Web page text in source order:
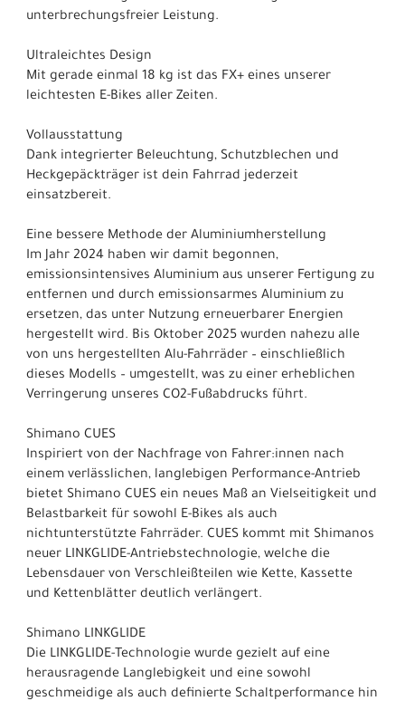
unterbrechungsfreier Leistung.
Ultraleichtes Design
Mit gerade einmal 18 kg ist das FX+ eines unserer
leichtesten E-Bikes aller Zeiten.
Vollausstattung
Dank integrierter Beleuchtung, Schutzblechen und
Heckgepäckträger ist dein Fahrrad jederzeit
einsatzbereit.
Eine bessere Methode der Aluminiumherstellung
Im Jahr 2024 haben wir damit begonnen,
emissionsintensives Aluminium aus unserer Fertigung zu
entfernen und durch emissionsarmes Aluminium zu
ersetzen, das unter Nutzung erneuerbarer Energien
hergestellt wird. Bis Oktober 2025 wurden nahezu alle
von uns hergestellten Alu-Fahrräder – einschließlich
dieses Modells – umgestellt, was zu einer erheblichen
Verringerung unseres CO2-Fußabdrucks führt.
Shimano CUES
Inspiriert von der Nachfrage von Fahrer:innen nach
einem verlässlichen, langlebigen Performance-Antrieb
bietet Shimano CUES ein neues Maß an Vielseitigkeit und
Belastbarkeit für sowohl E-Bikes als auch
nichtunterstützte Fahrräder. CUES kommt mit Shimanos
neuer LINKGLIDE-Antriebstechnologie, welche die
Lebensdauer von Verschleißteilen wie Kette, Kassette
und Kettenblätter deutlich verlängert.
Shimano LINKGLIDE
Die LINKGLIDE-Technologie wurde gezielt auf eine
herausragende Langlebigkeit und eine sowohl
geschmeidige als auch definierte Schaltperformance hin